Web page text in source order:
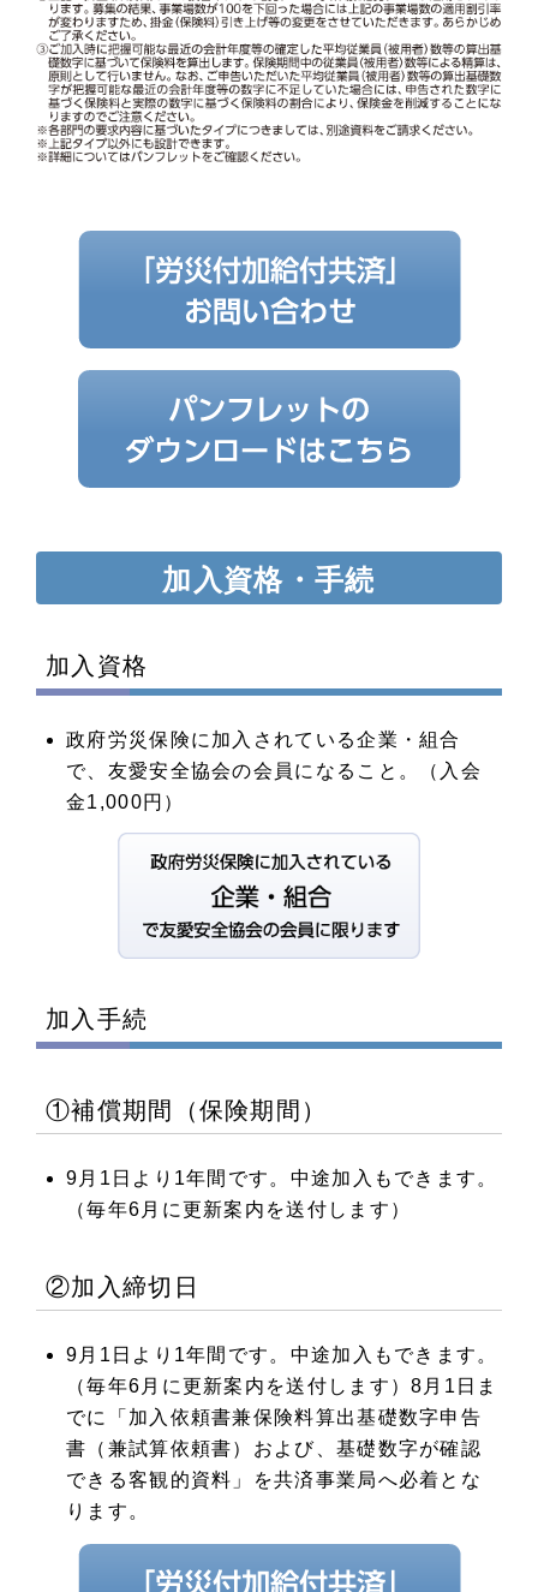
加入資格・手続
加入資格
政府労災保険に加入されている企業・組合
で、友愛安全協会の会員になること。（入会
金1,000円）
加入手続
①補償期間（保険期間）
9月1日より1年間です。中途加入もできます。
（毎年6月に更新案内を送付します）
②加入締切日
9月1日より1年間です。中途加入もできます。
（毎年6月に更新案内を送付します）8月1日ま
でに「加入依頼書兼保険料算出基礎数字申告
書（兼試算依頼書）および、基礎数字が確認
できる客観的資料」を共済事業局へ必着とな
ります。